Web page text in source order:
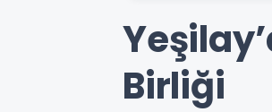
Birliği